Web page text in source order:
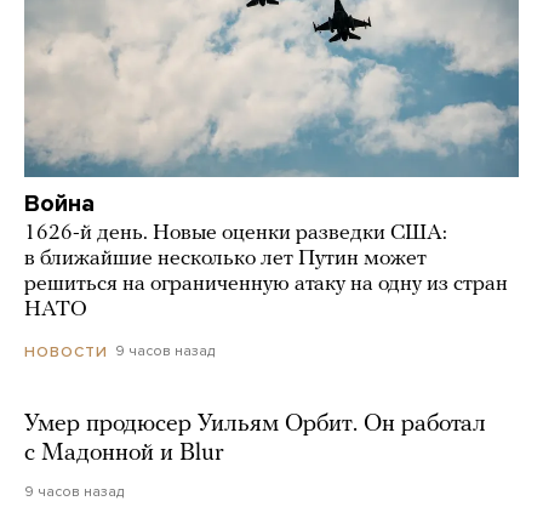
Война
1626-й день. Новые оценки разведки США:
в ближайшие несколько лет Путин может
решиться на ограниченную атаку на одну из стран
НАТО
НОВОСТИ 9 часов назад
Умер продюсер Уильям Орбит. Он работал
с Мадонной и Blur
9 часов назад